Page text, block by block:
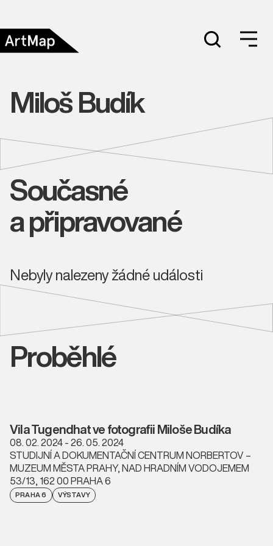
Miloš Budík
Současné
a připravované
Nebyly nalezeny žádné události
Proběhlé
Vila Tugendhat ve fotografii Miloše Budíka
08. 02. 2024 - 26. 05. 2024
STUDIJNÍ A DOKUMENTAČNÍ CENTRUM NORBERTOV –
MUZEUM MĚSTA PRAHY, NAD HRADNÍM VODOJEMEM
53/13, 162 00 PRAHA 6
PRAHA 6 VÝSTAVY